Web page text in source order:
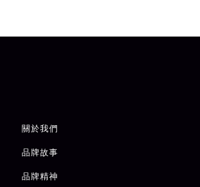
關於我們
品牌故事
品牌精神